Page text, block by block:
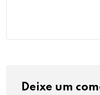
Deixe um